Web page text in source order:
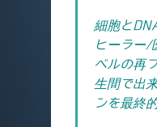
細胞と
ヒーラー/
ベルの再
生間で出
ンを最終